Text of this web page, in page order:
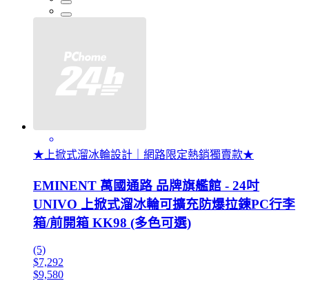
★上掀式溜冰輪設計｜網路限定熱銷獨賣款★
EMINENT 萬國通路 品牌旗艦館 - 24吋
UNIVO 上掀式溜冰輪可擴充防爆拉鍊PC行李
箱/前開箱 KK98 (多色可選)
(5)
$7,292
$9,580